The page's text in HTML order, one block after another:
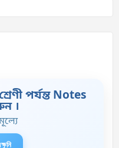
পর্যন্ত Notes
।